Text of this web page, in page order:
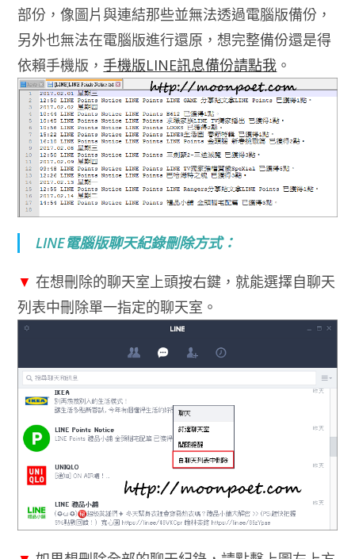
部份，像圖片與連結那些並無法透過電腦版備份，
另外也無法在電腦版進行還原，想完整備份還是得
依賴手機版， 手機版LINE訊息備份請點我 。
LINE電腦版聊天紀錄刪除方式：
▼ 在想刪除的聊天室上頭按右鍵，就能選擇自聊天
列表中刪除單一指定的聊天室。